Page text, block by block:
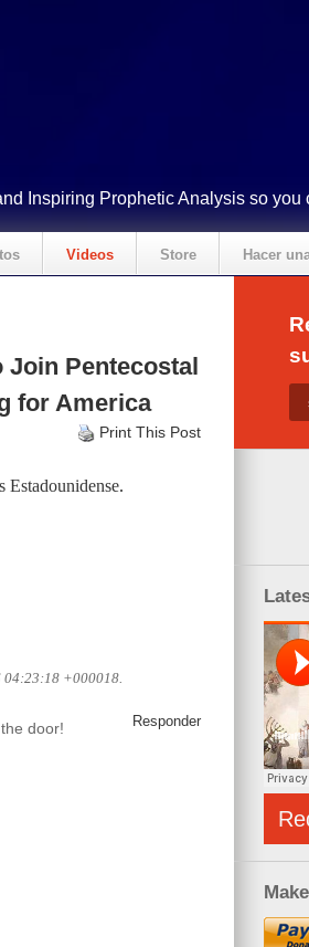
Inspiring Prophetic Analysis so you
Videos Store Hacer
Join Pentecostal
for America
Print This Post
Estadounidense.
04:23:18 +000018.
Responder
door!